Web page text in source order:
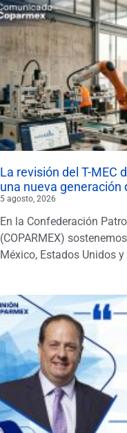
La revisión del T-MEC
una nueva generación
5 agosto, 2026
En la Confederación
(COPARMEX)
México, Estados Unidos y